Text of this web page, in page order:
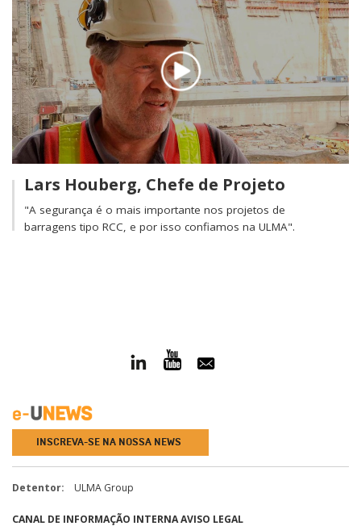
Lars Houberg, Chefe de Projeto
"A segurança é o mais importante nos projetos de
barragens tipo RCC, e por isso confiamos na ULMA".
INSCREVA-SE NA NOSSA NEWS
Detentor: ULMA Group
CANAL DE INFORMAÇÃO INTERNAAVISO LEGAL